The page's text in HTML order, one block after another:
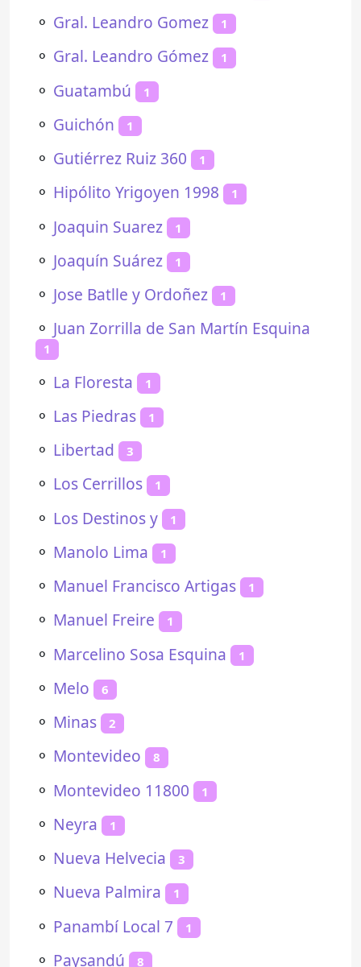
⚬ Gral. Leandro Gomez 1
⚬ Gral. Leandro Gómez 1
⚬ Guatambú 1
⚬ Guichón 1
⚬ Gutiérrez Ruiz 360 1
⚬ Hipólito Yrigoyen 1998 1
⚬ Joaquin Suarez 1
⚬ Joaquín Suárez 1
⚬ Jose Batlle y Ordoñez 1
⚬ Juan Zorrilla de San Martín Esquina
1
⚬ La Floresta 1
⚬ Las Piedras 1
⚬ Libertad 3
⚬ Los Cerrillos 1
⚬ Los Destinos y 1
⚬ Manolo Lima 1
⚬ Manuel Francisco Artigas 1
⚬ Manuel Freire 1
⚬ Marcelino Sosa Esquina 1
⚬ Melo 6
⚬ Minas 2
⚬ Montevideo 8
⚬ Montevideo 11800 1
⚬ Neyra 1
⚬ Nueva Helvecia 3
⚬ Nueva Palmira 1
⚬ Panambí Local 7 1
⚬ Paysandú 8